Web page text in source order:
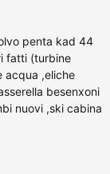
penta kad 44
fatti (turbine
acqua ,eliche
besenxoni
nuovi ,ski cabina